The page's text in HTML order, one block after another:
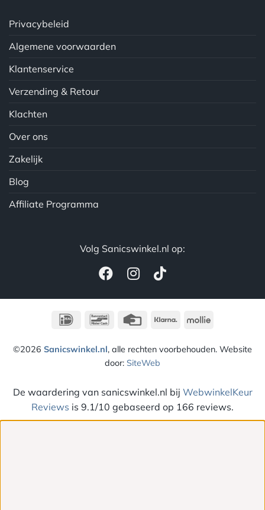
Privacybeleid
Algemene voorwaarden
Klantenservice
Verzending & Retour
Klachten
Over ons
Zakelijk
Blog
Affiliate Programma
Volg Sanicswinkel.nl op:
IDeal BancontactCredit
Klarna Mollie
©2026 Sanicswinkel.nl, alle rechten voorbehouden. Website
door: SiteWeb
De waardering van sanicswinkel.nl bij WebwinkelKeur
Reviews is 9.1/10 gebaseerd op 166 reviews.